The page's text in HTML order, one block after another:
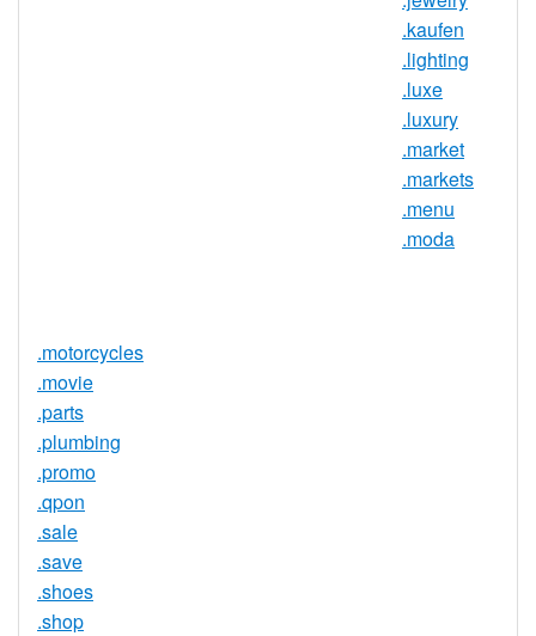
.kaufen
.lighting
.luxe
.luxury
.market
.markets
.menu
.moda
.motorcycles
.movie
.parts
.plumbing
.promo
.qpon
.sale
.save
.shoes
.shop